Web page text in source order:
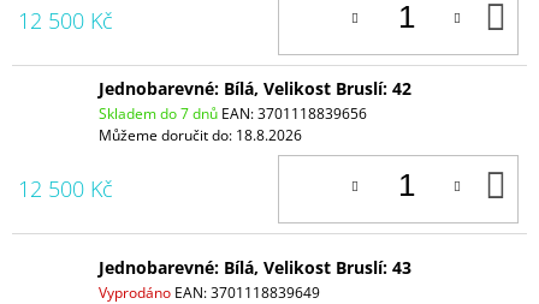
12 500 Kč
Jednobarevné: Bílá, Velikost Bruslí: 42
Skladem do 7 dnů EAN:3701118839656
Můžeme doručit do: 18.8.2026
12 500 Kč
Jednobarevné: Bílá, Velikost Bruslí: 43
Vyprodáno EAN:3701118839649